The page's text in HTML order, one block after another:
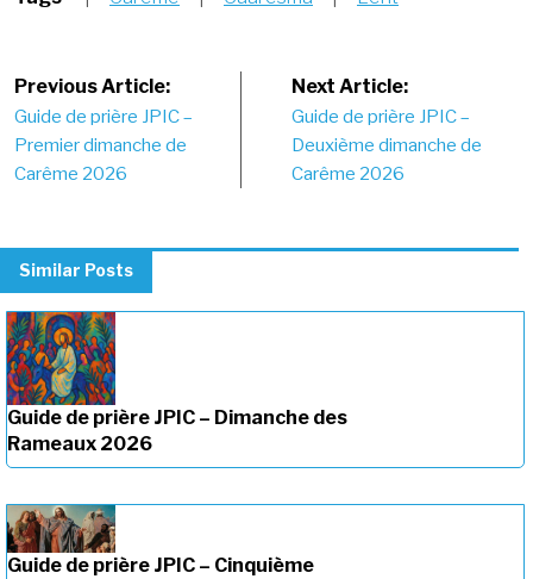
Post
navigation
Previous Article:
Guide de prière JPIC –
Premier dimanche de
Carême 2026
Next Article:
Guide de prière JPIC –
Deuxième dimanche de
Carême 2026
Similar Posts
Guide de prière JPIC – Dimanche des
Rameaux 2026
Guide de prière JPIC – Cinquième